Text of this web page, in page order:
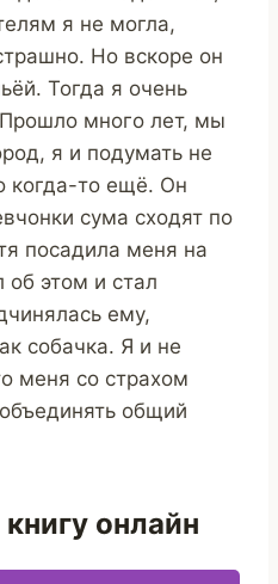
я не могла,
Но вскоре он
Тогда я очень
много лет, мы
я и подумать не
когда-то ещё. Он
сума сходят по
посадила меня на
об этом и стал
ему,
собачка. Я и не
меня со страхом
общий
онлайн